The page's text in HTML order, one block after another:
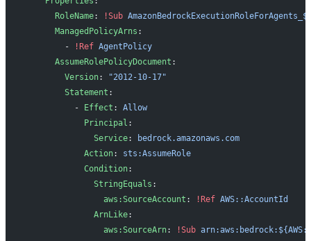
      RoleName
: !Sub
      ManagedPolicyArns
:
        -
!Ref AgentPolicy
      AssumeRolePolicyDocument
:
        Version
:
"2012-10-17"
        Statement
:
          -
Effect : Allow
            Principal
:
              Service
:
bedrock.amazonaws.com
            Action
: sts:AssumeRole
            Condition
:
              StringEquals
:
                aws:SourceAccount
: !Ref AWS::AccountId
              ArnLike
:
                aws:SourceArn
: !Sub